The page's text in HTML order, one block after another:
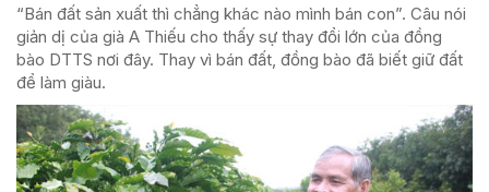
“Bán đất sản xuất thì chẳng khác nào mình bán con”. Câu nói
giản dị của già A Thiếu cho thấy sự thay đổi lớn của đồng
bào DTTS nơi đây. Thay vì bán đất, đồng bào đã biết giữ đất
để làm giàu.